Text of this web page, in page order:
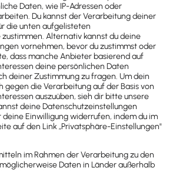
von A bis Z: inkl.
Versands aller
für kleine
Blick und jederzeit im Zugriff.
behalten und jeden
& Geld sparen!